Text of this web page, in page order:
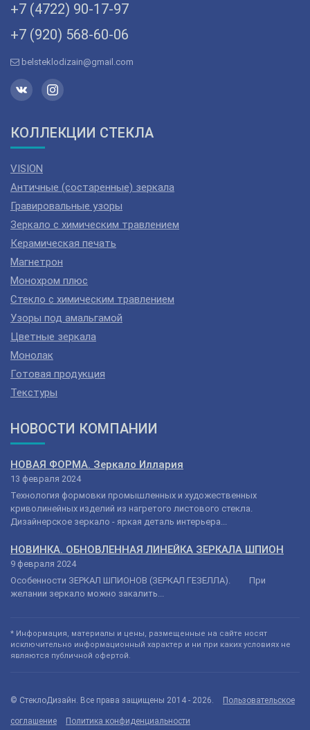
+7 (4722) 90-­17-­97
+7 (920) 568­-60-06
belsteklodizain@gmail.com
КОЛЛЕКЦИИ СТЕКЛА
VISION
Античные (состаренные) зеркала
Гравировальные узоры
Зеркало с химическим травлением
Керамическая печать
Магнетрон
Монохром плюс
Стекло с химическим травлением
Узоры под амальгамой
Цветные зеркала
Монолак
Готовая продукция
Текстуры
НОВОСТИ КОМПАНИИ
НОВАЯ ФОРМА. Зеркало Иллария
13 февраля 2024
Технология формовки промышленных и художественных
криволинейных изделий из нагретого листового стекла.
Дизайнерское зеркало - яркая деталь интерьера...
НОВИНКА. ОБНОВЛЕННАЯ ЛИНЕЙКА ЗЕРКАЛА ШПИОН
9 февраля 2024
Особенности ЗЕРКАЛ ШПИОНОВ (ЗЕРКАЛ ГЕЗЕЛЛА). При
желании зеркало можно закалить...
* Информация, материалы и цены, размещенные на сайте носят
исключительно информационный характер и ни при каких условиях не
являются публичной офертой.
© СтеклоДизайн. Все права защищены 2014 - 2026. Пользовательское
соглашение Политика конфиденциальности